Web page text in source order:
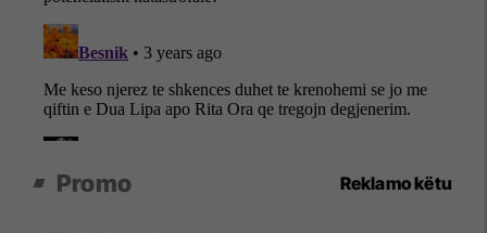
Promo Reklamo këtu